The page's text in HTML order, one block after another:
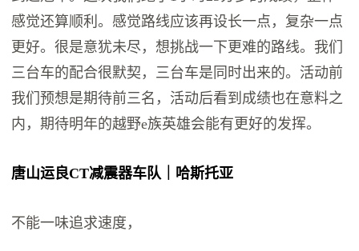
感觉还算顺利。感觉路线应该再设长一点，复杂一点
更好。很是意犹未尽，想挑战一下更难的路线。我们
三台车的配合很默契，三台车是同时出来的。活动前
我们预想是期待前三名，活动后看到成绩也在意料之
内，期待明年的越野e族英雄会能有更好的发挥。
唐山运良CT减震器车队｜哈斯托亚
不能一味追求速度，